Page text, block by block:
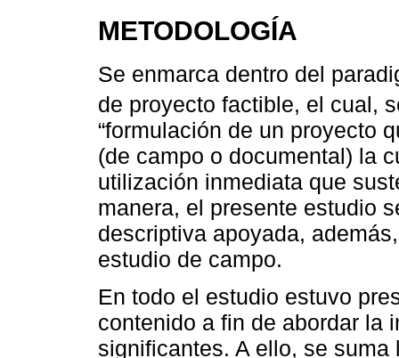
METODOLOGÍA
Se enmarca dentro del
de proyecto factible, el cual,
“formulación de un proyecto
(de campo o documental) la
utilización inmediata que
manera, el presente estudio
descriptiva apoyada,
estudio de campo.
En todo el estudio estuvo
contenido a fin de abordar la
significantes. A ello, se